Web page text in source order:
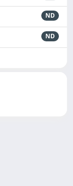
ND
ND